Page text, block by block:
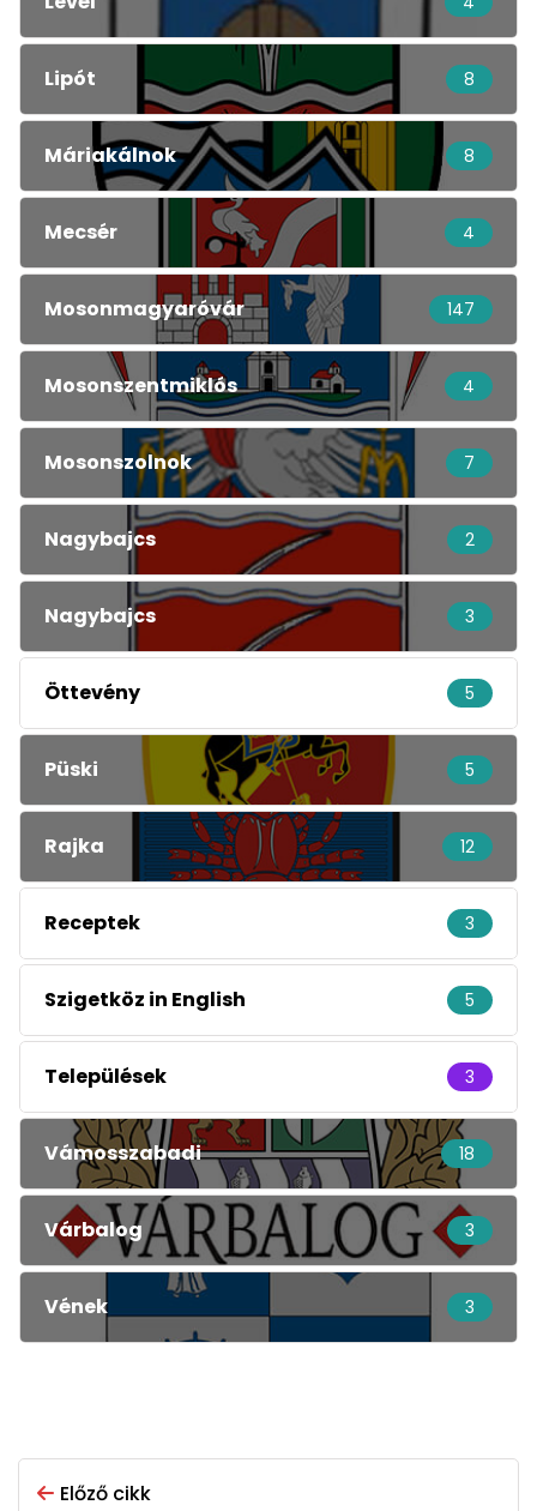
Lipót 8
Máriakálnok 8
Mecsér 4
Mosonmagyaróvár 147
Mosonszentmiklós 4
Mosonszolnok 7
Nagybajcs 2
Nagybajcs 3
Öttevény 5
Püski 5
Rajka 12
Receptek 3
Szigetköz in English 5
Települések 3
Vámosszabadi 18
Várbalog 3
Vének 3
Előző cikk